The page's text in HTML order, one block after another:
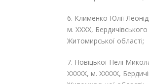
6. Клименко Юлії
м. ХХХХ,
Житомирської області;
7. Новіцької Нелі
ХХХХХ, м. ХХХХХ,